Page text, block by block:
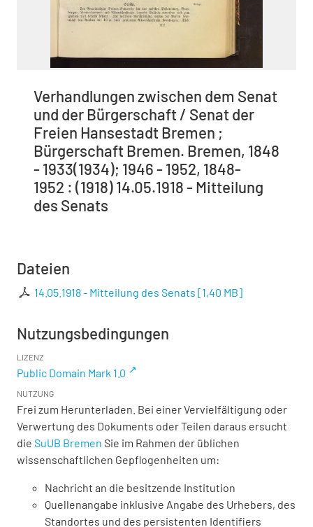
Verhandlungen zwischen dem Senat
und der Bürgerschaft / Senat der
Freien Hansestadt Bremen ;
Bürgerschaft Bremen. Bremen, 1848
- 1933(1934); 1946 - 1952, 1848-
1952 : (1918) 14.05.1918 - Mitteilung
des Senats
Dateien
14.05.1918 - Mitteilung des Senats [1,40 MB]
Nutzungsbedingungen
LIZENZ
Public Domain Mark 1.0
NUTZUNG
Frei zum Herunterladen. Bei einer Vervielfältigung oder
Verwertung des Dokuments oder Teilen daraus ersucht
die SuUB Bremen Sie im Rahmen der üblichen
wissenschaftlichen Gepflogenheiten um:
Nachricht an die besitzende Institution
Quellenangabe inklusive Angabe des Urhebers, des
Standortes und des persistenten Identifiers